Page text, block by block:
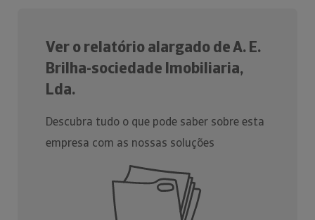
Ver o relatório alargado de A. E.
Brilha-sociedade Imobiliaria,
Lda.
Descubra tudo o que pode saber sobre esta
empresa com as nossas soluções